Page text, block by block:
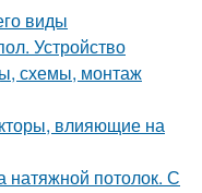
виды
Устройство
схемы, монтаж
влияющие на
потолок. С